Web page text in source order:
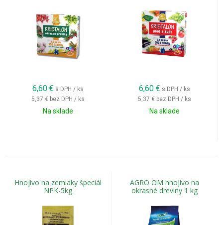
6,60 € s DPH / ks
5,37 € bez DPH / ks
Na sklade
6,60 € s DPH / ks
5,37 € bez DPH / ks
Na sklade
Hnojivo na zemiaky špeciál
NPK-5kg
AGRO OM hnojivo na
okrasné dreviny 1 kg